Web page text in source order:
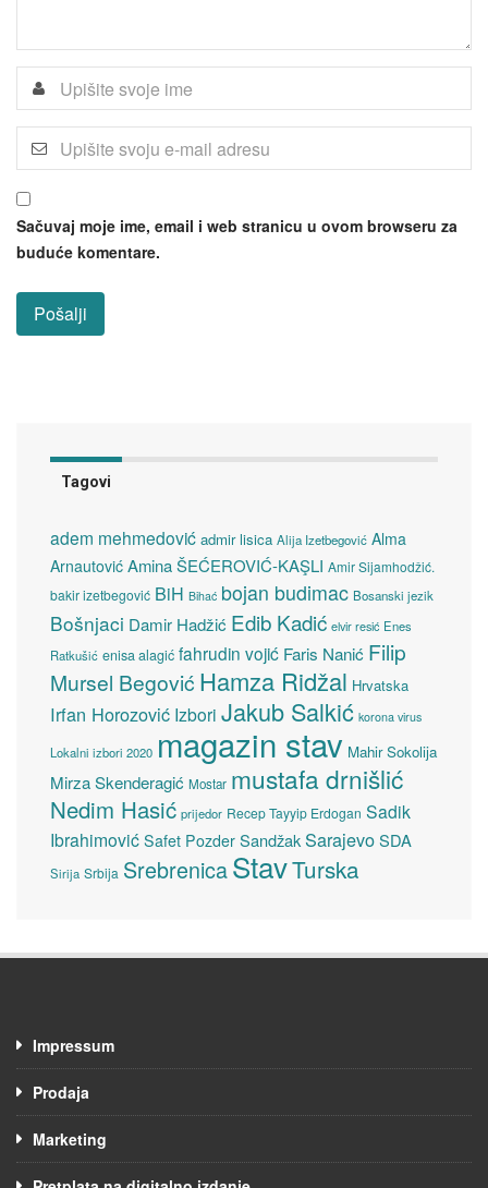
Sačuvaj moje ime, email i web stranicu u ovom browseru za
buduće komentare.
Tagovi
adem mehmedović admir lisica Alija Izetbegović Alma
Arnautović Amina ŠEĆEROVIĆ-KAŞLI Amir Sijamhodžić.
bakir izetbegović BiH Bihać bojan budimac Bosanski jezik
Bošnjaci Damir Hadžić Edib Kadić elvir resić Enes
Ratkušić enisa alagić fahrudin vojić Faris Nanić Filip
Mursel Begović Hamza Ridžal Hrvatska
Irfan Horozović Izbori Jakub Salkić korona virus
Lokalni izbori 2020 magazin stav Mahir Sokolija
Mirza Skenderagić Mostar mustafa drnišlić
Nedim Hasić prijedor Recep Tayyip Erdogan Sadik
Ibrahimović Safet Pozder SandžakSarajevoSDA
Sirija Srbija SrebrenicaStavTurska
Impressum
Prodaja
Marketing